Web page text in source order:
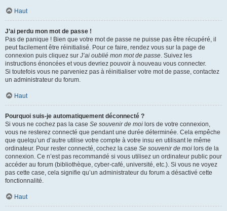
Haut
J’ai perdu mon mot de passe !
Pas de panique ! Bien que votre mot de passe ne puisse pas être récupéré, il
peut facilement être réinitialisé. Pour ce faire, rendez vous sur la page de
connexion puis cliquez sur J’ai oublié mon mot de passe. Suivez les
instructions énoncées et vous devriez pouvoir à nouveau vous connecter.
Si toutefois vous ne parveniez pas à réinitialiser votre mot de passe, contactez
un administrateur du forum.
Haut
Pourquoi suis-je automatiquement déconnecté ?
Si vous ne cochez pas la case Se souvenir de moi lors de votre connexion,
vous ne resterez connecté que pendant une durée déterminée. Cela empêche
que quelqu’un d’autre utilise votre compte à votre insu en utilisant le même
ordinateur. Pour rester connecté, cochez la case Se souvenir de moi lors de la
connexion. Ce n’est pas recommandé si vous utilisez un ordinateur public pour
accéder au forum (bibliothèque, cyber-café, université, etc.). Si vous ne voyez
pas cette case, cela signifie qu’un administrateur du forum a désactivé cette
fonctionnalité.
Haut